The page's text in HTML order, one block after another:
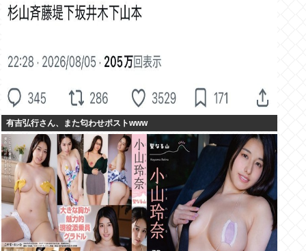
有吉弘行さん、また匂わせポストwww